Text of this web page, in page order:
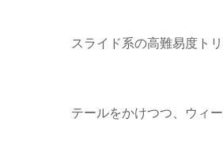
スライド系の高難易度ト
テールをかけつつ、ウィ